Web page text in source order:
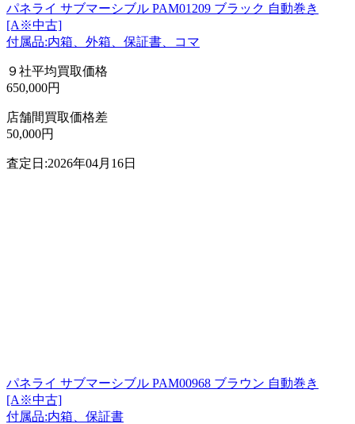
パネライ サブマーシブル PAM01209 ブラック 自動巻き
[A※中古]
付属品:内箱、外箱、保証書、コマ
９社平均買取価格
650,000円
店舗間買取価格差
50,000円
査定日:2026年04月16日
パネライ サブマーシブル PAM00968 ブラウン 自動巻き
[A※中古]
付属品:内箱、保証書